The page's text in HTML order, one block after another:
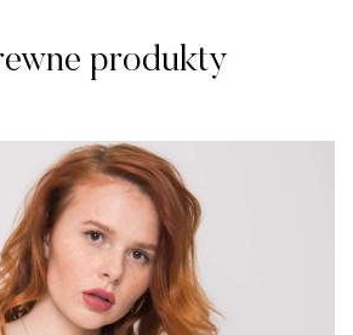
produkty